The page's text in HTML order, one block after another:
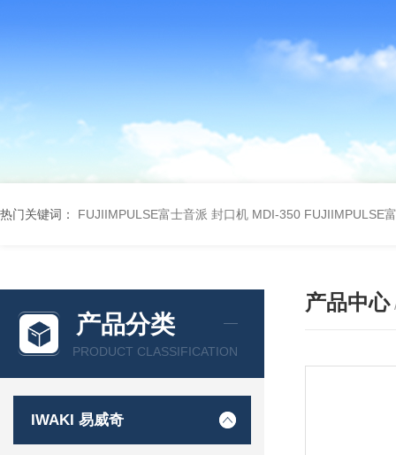
热门关键词： FUJIIMPULSE富士音派 封口机 MDI-350 FUJIIMPULSE
产品分类
PRODUCT CLASSIFICATION
IWAKI 易威奇
产品中心